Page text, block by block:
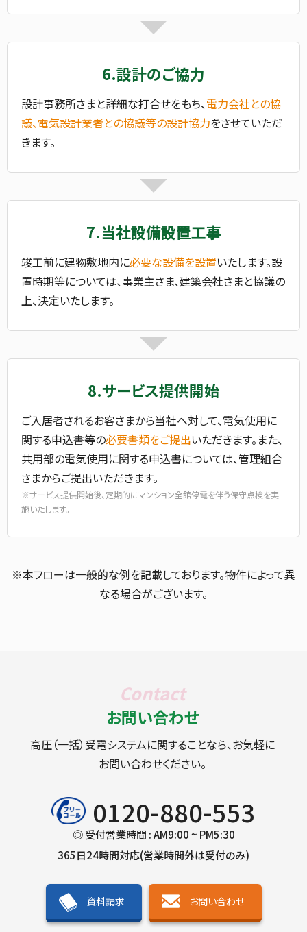
6.設計のご協力
設計事務所さまと詳細な打合せをもち、電力会社との協
議、電気設計業者との協議等の設計協力をさせていただ
きます。
7.当社設備設置工事
竣工前に建物敷地内に必要な設備を設置いたします。設
置時期等については、事業主さま、建築会社さまと協議の
上、決定いたします。
8.サービス提供開始
ご入居者されるお客さまから当社へ対して、電気使用に
関する申込書等の必要書類をご提出いただきます。また、
共用部の電気使用に関する申込書については、管理組合
さまからご提出いただきます。
※サービス提供開始後、定期的にマンション全館停電を伴う保守点検を実
施いたします。
※本フローは一般的な例を記載しております。物件によって異
なる場合がございます。
お問い合わせ
高圧（一括）受電システムに関することなら、お気軽に
お問い合わせください。
0120-880-553
◎ 受付営業時間 : AM9:00 ~ PM5:30
365日24時間対応(営業時間外は受付のみ)
資料請求 お問い合わせ